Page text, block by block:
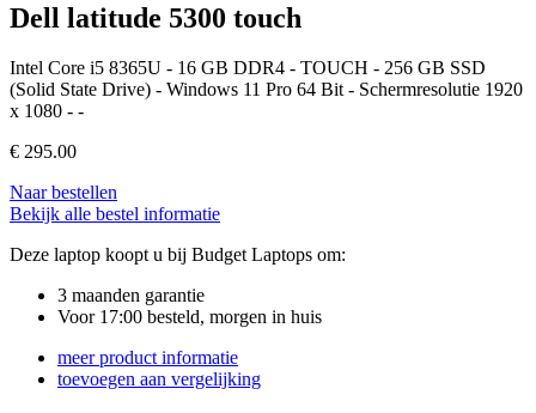
Dell latitude 5300 touch
Intel Core i5 8365U - 16 GB DDR4 - TOUCH - 256 GB SSD
(Solid State Drive) - Windows 11 Pro 64 Bit - Schermresolutie 1920
x 1080 - -
€ 295.00
Naar bestellen
Bekijk alle bestel informatie
Deze laptop koopt u bij Budget Laptops om:
3 maanden garantie
Voor 17:00 besteld, morgen in huis
meer product informatie
toevoegen aan vergelijking